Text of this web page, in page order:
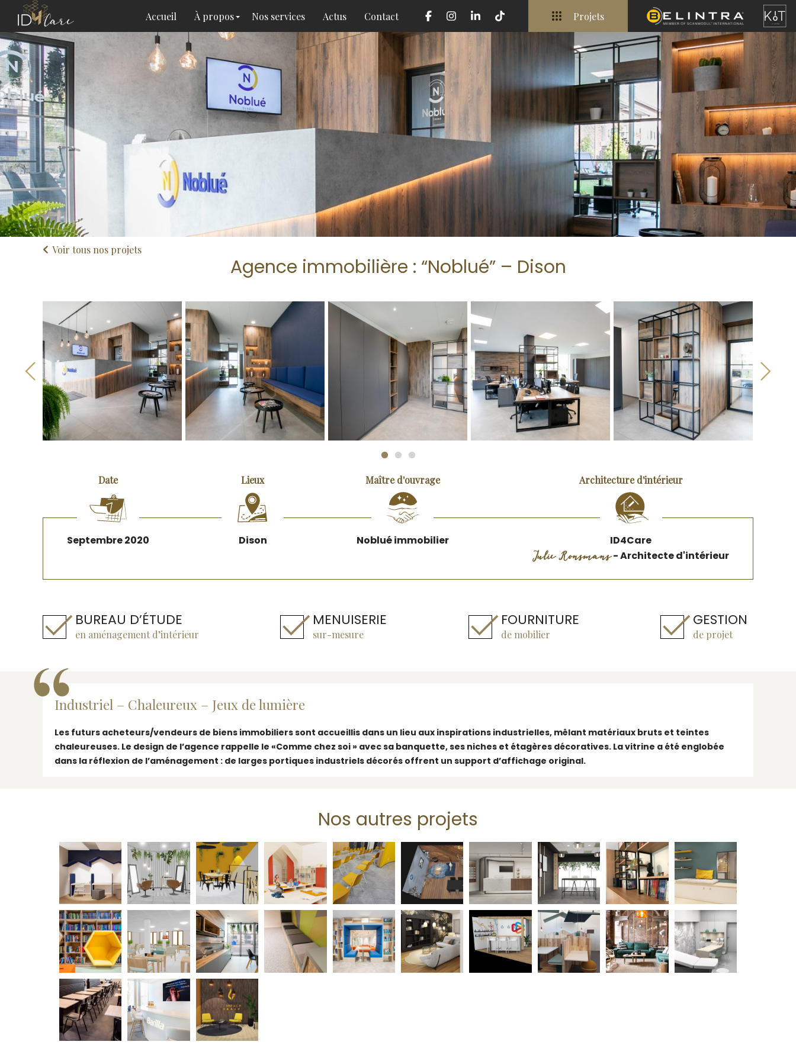
Accueil À propos Nos services Actus Contact Projets
Voir tous nos projets
Agence immobilière : “Noblué” – Dison
Previous
Date
Septembre 2020
Lieux
Dison
Maître d'ouvrage
Noblué immobilier
Architecture d'intérieur
ID4Care
Julie Ronsmans- Architecte d'intérieur
BUREAU D’ÉTUDE
en aménagement d’intérieur
MENUISERIE
sur-mesure
FOURNITURE
de mobilier
GESTION
de projet
Industriel – Chaleureux – Jeux de lumière
Les futurs acheteurs/vendeurs de biens immobiliers sont accueillis dans un lieu aux inspirations industrielles, mêlant matériaux bruts et teintes
chaleureuses. Le design de l’agence rappelle le «Comme chez soi » avec sa banquette, ses niches et étagères décoratives. La vitrine a été englobée
dans la réflexion de l’aménagement : de larges portiques industriels décorés offrent un support d’affichage original.
Nos autres projets